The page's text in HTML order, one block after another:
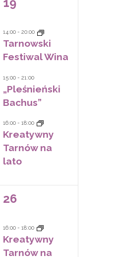
14:00-20:00
Tarnowski
Festiwal Wina
15:00-21:00
„Pleśnieński
Bachus”
16:00-18:00
Kreatywny
Tarnów na
lato
1
26
16:00-18:00
Kreatywny
Tarnów na